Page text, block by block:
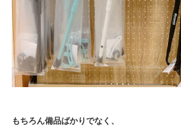
もちろん備品ばかりでなく、